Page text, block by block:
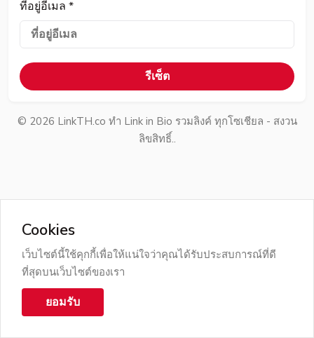
ที่อยู่อีเมล *
รีเซ็ต
© 2026 LinkTH.co ทำ Link in Bio รวมลิงค์ ทุกโซเชียล - สงวน
ลิขสิทธิ์..
Cookies
เว็บไซต์นี้ใช้คุกกี้เพื่อให้แน่ใจว่าคุณได้รับประสบการณ์ที่ดี
ที่สุดบนเว็บไซต์ของเรา
ยอมรับ